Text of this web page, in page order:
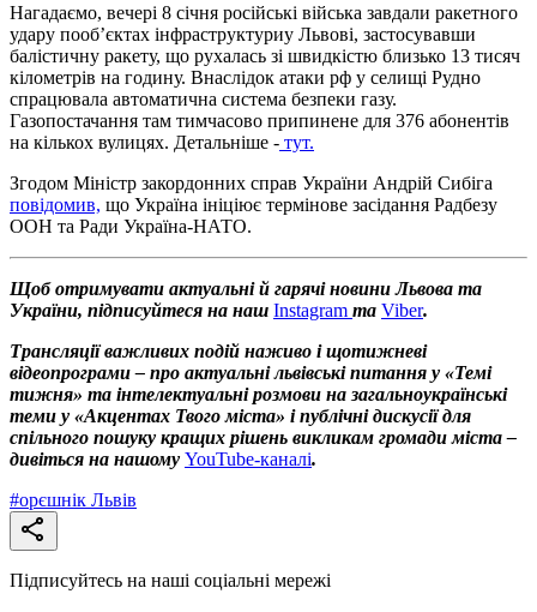
Нагадаємо, вечері 8 січня російські війська завдали ракетного
удару пооб’єктах інфраструктуриу Львові, застосувавши
балістичну ракету, що рухалась зі швидкістю близько 13 тисяч
кілометрів на годину. Внаслідок атаки рф у селищі Рудно
спрацювала автоматична система безпеки газу.
Газопостачання там тимчасово припинене для 376 абонентів
на кількох вулицях. Детальніше - тут.
Згодом Міністр закордонних справ України Андрій Сибіга
повідомив, що Україна ініціює термінове засідання Радбезу
ООН та Ради Україна-НАТО.
Щоб отримувати актуальні й гарячі новини Львова та
України, підписуйтеся на наш Instagram та Viber.
Трансляції важливих подій наживо і щотижневі
відеопрограми – про актуальні львівські питання у «Темі
тижня» та інтелектуальні розмови на загальноукраїнські
теми у «Акцентах Твого міста» і публічні дискусії для
спільного пошуку кращих рішень викликам громади міста –
дивіться на нашому YouTube-каналі.
#орєшнік Львів
Підписуйтесь на наші соціальні мережі